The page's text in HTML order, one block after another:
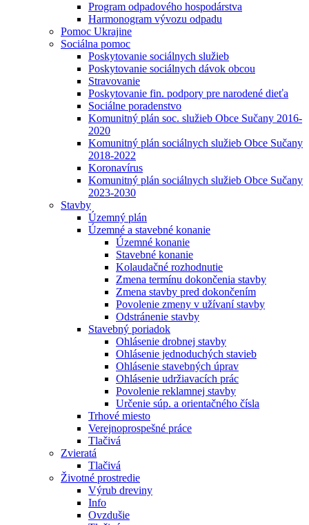
Program odpadového hospodárstva
Harmonogram vývozu odpadu
Pomoc Ukrajine
Sociálna pomoc
Poskytovanie sociálnych služieb
Poskytovanie sociálnych dávok obcou
Stravovanie
Poskytovanie fin. podpory pre narodené dieťa
Sociálne poradenstvo
Komunitný plán soc. služieb Obce Sučany 2016-
2020
Komunitný plán sociálnych služieb Obce Sučany
2018-2022
Koronavírus
Komunitný plán sociálnych služieb Obce Sučany
2023-2030
Stavby
Územný plán
Územné a stavebné konanie
Územné konanie
Stavebné konanie
Kolaudačné rozhodnutie
Zmena termínu dokončenia stavby
Zmena stavby pred dokončením
Povolenie zmeny v užívaní stavby
Odstránenie stavby
Stavebný poriadok
Ohlásenie drobnej stavby
Ohlásenie jednoduchých stavieb
Ohlásenie stavebných úprav
Ohlásenie udržiavacích prác
Povolenie reklamnej stavby
Určenie súp. a orientačného čísla
Trhové miesto
Verejnoprospešné práce
Tlačivá
Zvieratá
Tlačivá
Životné prostredie
Výrub dreviny
Info
Ovzdušie